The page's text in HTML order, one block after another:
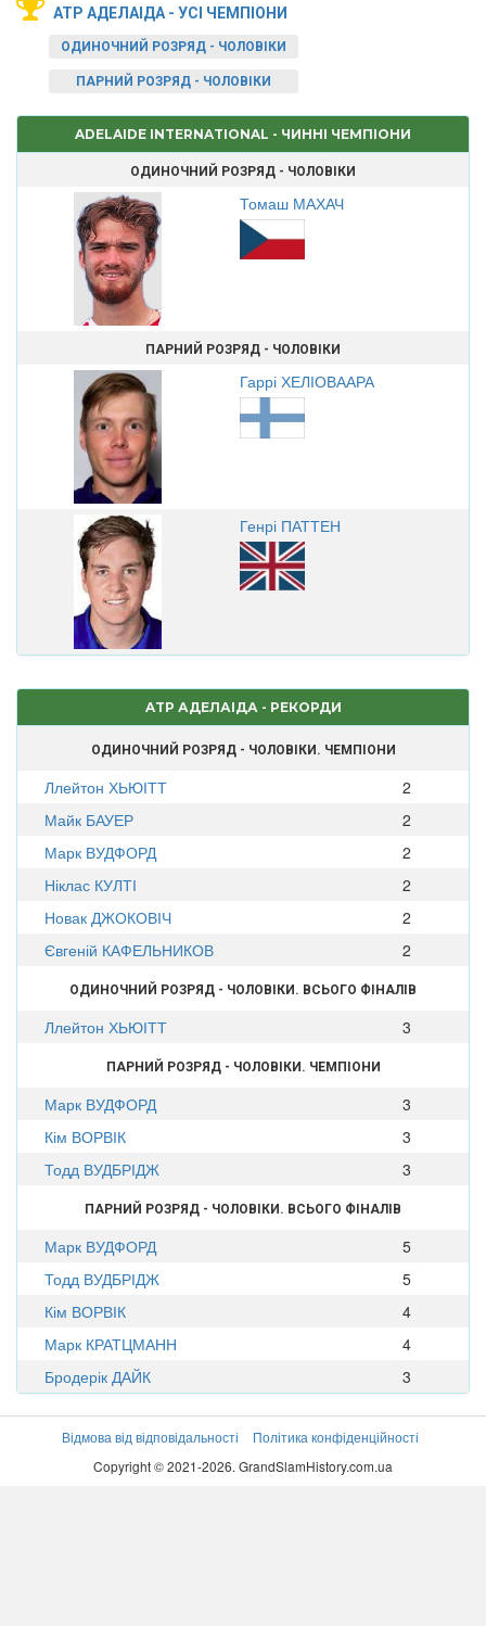
ATP АДЕЛАІДА - УСІ ЧЕМПІОНИ
ОДИНОЧНИЙ РОЗРЯД - ЧОЛОВІКИ
ПАРНИЙ РОЗРЯД - ЧОЛОВІКИ
ADELAIDE INTERNATIONAL - ЧИННІ ЧЕМПІОНИ
ОДИНОЧНИЙ РОЗРЯД - ЧОЛОВІКИ
Томаш МАХАЧ
ПАРНИЙ РОЗРЯД - ЧОЛОВІКИ
Гаррі ХЕЛІОВААРА
Генрі ПАТТЕН
ATP АДЕЛАІДА - РЕКОРДИ
ОДИНОЧНИЙ РОЗРЯД - ЧОЛОВІКИ. ЧЕМПІОНИ
Ллейтон ХЬЮІТТ
2
Майк БАУЕР
2
Марк ВУДФОРД
2
Ніклас КУЛТІ
2
Новак ДЖОКОВІЧ
2
Євгеній КАФЕЛЬНИКОВ
2
ОДИНОЧНИЙ РОЗРЯД - ЧОЛОВІКИ. ВСЬОГО ФІНАЛІВ
Ллейтон ХЬЮІТТ 3
ПАРНИЙ РОЗРЯД - ЧОЛОВІКИ. ЧЕМПІОНИ
Марк ВУДФОРД
3
Кім ВОРВІК
3
Тодд ВУДБРІДЖ
3
ПАРНИЙ РОЗРЯД - ЧОЛОВІКИ. ВСЬОГО ФІНАЛІВ
Марк ВУДФОРД
5
Тодд ВУДБРІДЖ
5
Кім ВОРВІК
4
Марк КРАТЦМАНН
4
Бродерік ДАЙК
3
Відмова від відповідальності
Політика конфіденційності
Copyright © 2021-2026. GrandSlamHistory.com.ua